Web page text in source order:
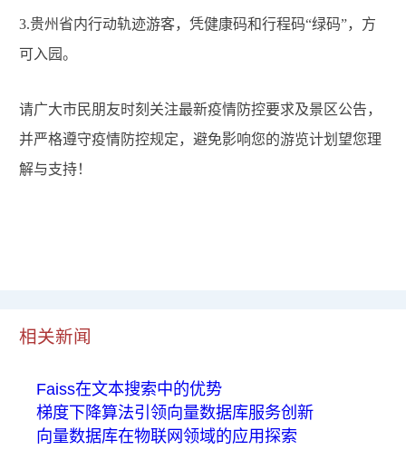
3.贵州省内行动轨迹游客，凭健康码和行程码“绿码”，方
可入园。
请广大市民朋友时刻关注最新疫情防控要求及景区公告，
并严格遵守疫情防控规定，避免影响您的游览计划望您理
解与支持！
相关新闻
Faiss在文本搜索中的优势
梯度下降算法引领向量数据库服务创新
向量数据库在物联网领域的应用探索